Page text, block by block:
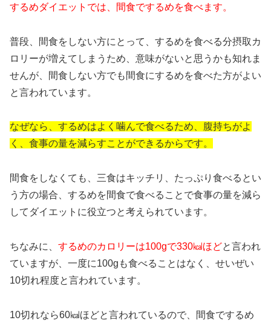
するめダイエットでは、間食でするめを食べます。
普段、間食をしない方にとって、するめを食べる分摂取カ
ロリーが増えてしまうため、意味がないと思うかも知れま
せんが、間食しない方でも間食にするめを食べた方がよい
と言われています。
なぜなら、するめはよく噛んで食べるため、腹持ちがよ
く、食事の量を減らすことができるからです。
間食をしなくても、三食はキッチリ、たっぷり食べるとい
う方の場合、するめを間食で食べることで食事の量を減ら
してダイエットに役立つと考えられています。
ちなみに、 するめのカロリーは100gで330㎉ほどと言われ
ていますが、一度に100gも食べることはなく、せいぜい
10切れ程度と言われています。
10切れなら60㎉ほどと言われているので、間食でするめ